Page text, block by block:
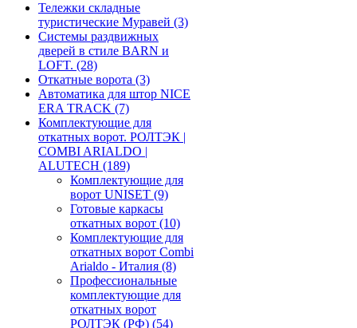
Тележки складные
туристические Муравей (3)
Системы раздвижных
дверей в стиле BARN и
LOFT. (28)
Откатные ворота (3)
Автоматика для штор NICE
ERA TRACK (7)
Комплектующие для
откатных ворот. РОЛТЭК |
COMBI ARIALDO |
ALUTECH (189)
Комплектующие для
ворот UNISET (9)
Готовые каркасы
откатных ворот (10)
Комплектующие для
откатных ворот Combi
Arialdo - Италия (8)
Профессиональные
комплектующие для
откатных ворот
РОЛТЭК (РФ) (54)